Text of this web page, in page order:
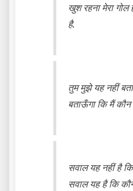
खुश रहना मेरा
है.
तुम मुझे यह नहीं
बताऊँगा कि मैं
सवाल यह नहीं है
सवाल यह है कि